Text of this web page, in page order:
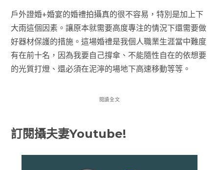
戶外證婚+婚宴的婚禮拍攝真的很不容易，特別是加上下
大雨這個因素。讓原本就需要高度專注的情況下還需要做
好器材保護的措施。這場婚禮是我個人職業生涯當中難度
有在前十名，因為我要自己撐傘、不能隨性自在的依想要
的光質打燈、還必須在泥濘的場地下高速移動等等。
閱讀全文
訂閱攝夫妻Youtube!